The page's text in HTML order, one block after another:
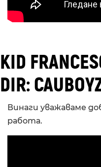
KID
DIR:
Винаги уважаваме
работа.